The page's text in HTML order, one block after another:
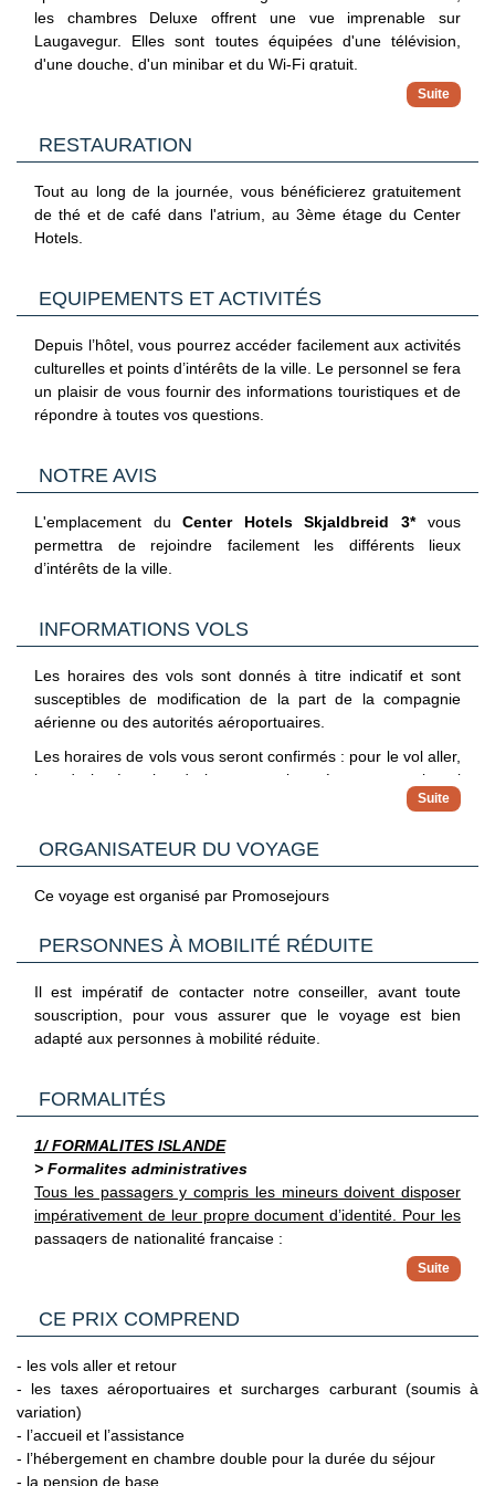
L’aéroport de Reykjavik est à environ 50 km.
les chambres Deluxe offrent une vue imprenable sur
Laugavegur. Elles sont toutes équipées d'une télévision,
d'une douche, d'un minibar et du Wi-Fi gratuit.
RESTAURATION
Tout au long de la journée, vous bénéficierez gratuitement
de thé et de café dans l'atrium, au 3ème étage du Center
Hotels.
EQUIPEMENTS ET ACTIVITÉS
Depuis l’hôtel, vous pourrez accéder facilement aux activités
culturelles et points d’intérêts de la ville. Le personnel se fera
un plaisir de vous fournir des informations touristiques et de
répondre à toutes vos questions.
NOTRE AVIS
L'emplacement du Center Hotels Skjaldbreid 3*vous
permettra de rejoindre facilement les différents lieux
d’intérêts de la ville.
INFORMATIONS VOLS
Les horaires des vols sont donnés à titre indicatif et sont
susceptibles de modification de la part de la compagnie
aérienne ou des autorités aéroportuaires.
Les horaires de vols vous seront confirmés : pour le vol aller,
lors de la réception de la convocation aéroport, pour le vol
retour directement sur place par notre représentant à
Nous vous proposons en complément de nos départs de
Paris, des séjours au départ de Province (en train ou en
avion). Les horaires et le mode d’acheminement vous seront
voyages.
ORGANISATEUR DU VOYAGE
Ce voyage est organisé par Promosejours
PERSONNES À MOBILITÉ RÉDUITE
Il est impératif de contacter notre conseiller, avant toute
souscription, pour vous assurer que le voyage est bien
adapté aux personnes à mobilité réduite.
FORMALITÉS
1/ FORMALITES ISLANDE
> Formalites administratives
Tous les passagers y compris les mineurs doivent disposer
impérativement de leur propre document d’identité. Pour les
passagers de nationalité française :
Pour les touristes français se rendant en Islande, les
formalités d'entrée sont les suivantes : l'Islande faisant
peuvent y séjourner librement pour une durée inférieure
durée de leur séjour. Pour éviter tout désagrément, il est
recommandé d'utiliser un passeport valide plutôt
validité est dépassée, même avec l'extension de validité
Vous trouverez des informations plus complètes sur
l’ensemble des formalités, notamment administratives et
sanitaires sur le site France Diplomatie en
Cliquant ici.
2/ GENERALITES
Passeport & Carte Nationale d'Identité
être en bon état. Tout voyageur utilisant une pièce d'identité
CE PRIX COMPREND
- les vols aller et retour
- les taxes aéroportuaires et surcharges carburant (soumis à
variation)
- l’accueil et l’assistance
- l’hébergement en chambre double pour la durée du séjour
- la pension de base